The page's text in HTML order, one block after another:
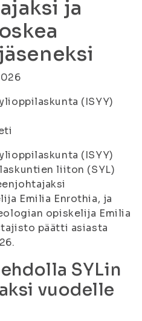
ja
(ISYY)
(ISYY)
liiton (SYL)
Emilia Enrothia, ja
opiskelija Emilia
päätti asiasta
SYLin
vuodelle